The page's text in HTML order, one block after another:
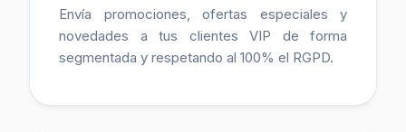
Envía promociones, ofertas especiales y
novedades a tus clientes VIP de forma
segmentada y respetando al 100% el RGPD.